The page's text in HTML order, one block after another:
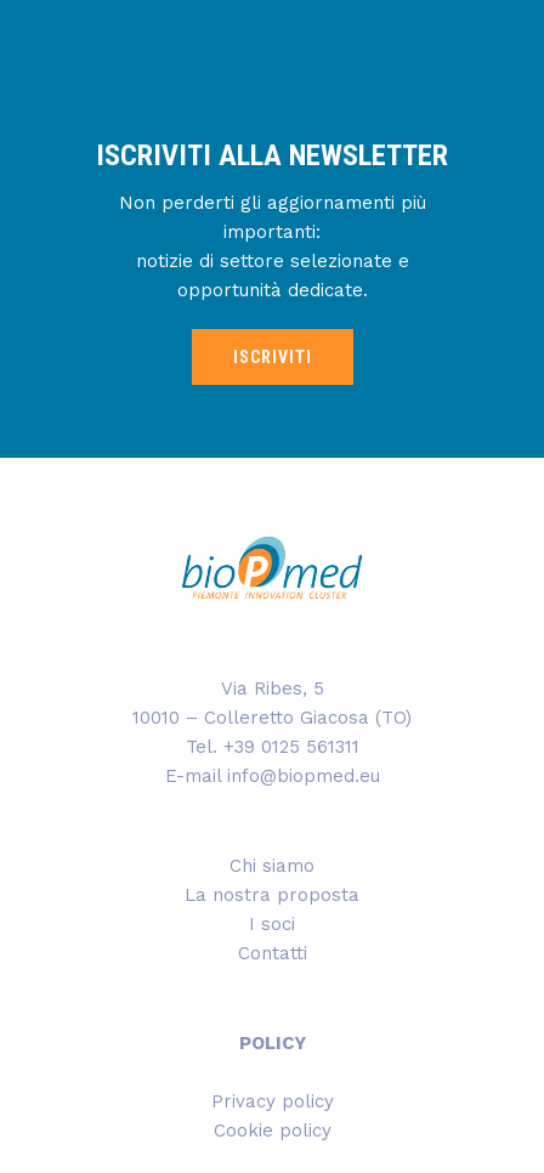
ISCRIVITI ALLA NEWSLETTER
Non perderti gli aggiornamenti più
importanti:
notizie di settore selezionate e
opportunità dedicate.
ISCRIVITI
Via Ribes, 5
10010 – Colleretto Giacosa (TO)
Tel. +39 0125 561311
E-mail info@biopmed.eu
Chi siamo
La nostra proposta
I soci
Contatti
POLICY
Privacy policy
Cookie policy